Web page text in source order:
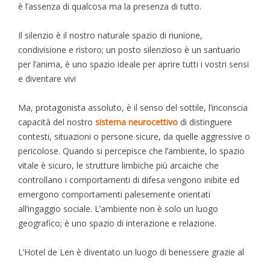
è l’assenza di qualcosa ma la presenza di tutto.
Il silenzio è il nostro naturale spazio di riunione,
condivisione e ristoro; un posto silenzioso è un santuario
per l’anima, è uno spazio ideale per aprire tutti i vostri sensi
e diventare vivi
Ma, protagonista assoluto, è il senso del sottile, l’inconscia
capacità del nostro sistema neurocettivo di distinguere
contesti, situazioni o persone sicure, da quelle aggressive o
pericolose. Quando si percepisce che l’ambiente, lo spazio
vitale è sicuro, le strutture limbiche più arcaiche che
controllano i comportamenti di difesa vengono inibite ed
emergono comportamenti palesemente orientati
all’ingaggio sociale. L’ambiente non è solo un luogo
geografico; è uno spazio di interazione e relazione.
L’Hotel de Len è diventato un luogo di benessere grazie al